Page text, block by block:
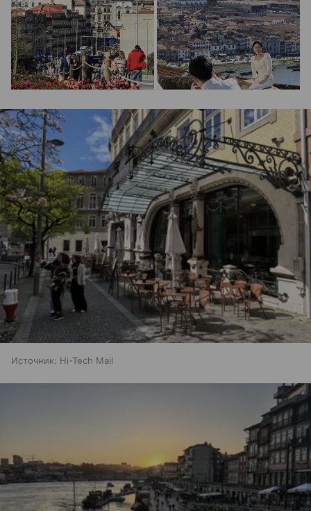
Источник: Hi-Tech Mail